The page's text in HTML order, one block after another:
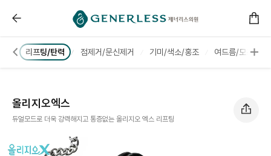
올리지오엑스 :: 부천피부과
리프팅/탄력 점제거/문신제거 기미/색소/홍조 여드름/모공/흉터
올리지오엑스
듀얼모드로 더욱 강력해지고 통증없는 올리지오 엑스 리프팅